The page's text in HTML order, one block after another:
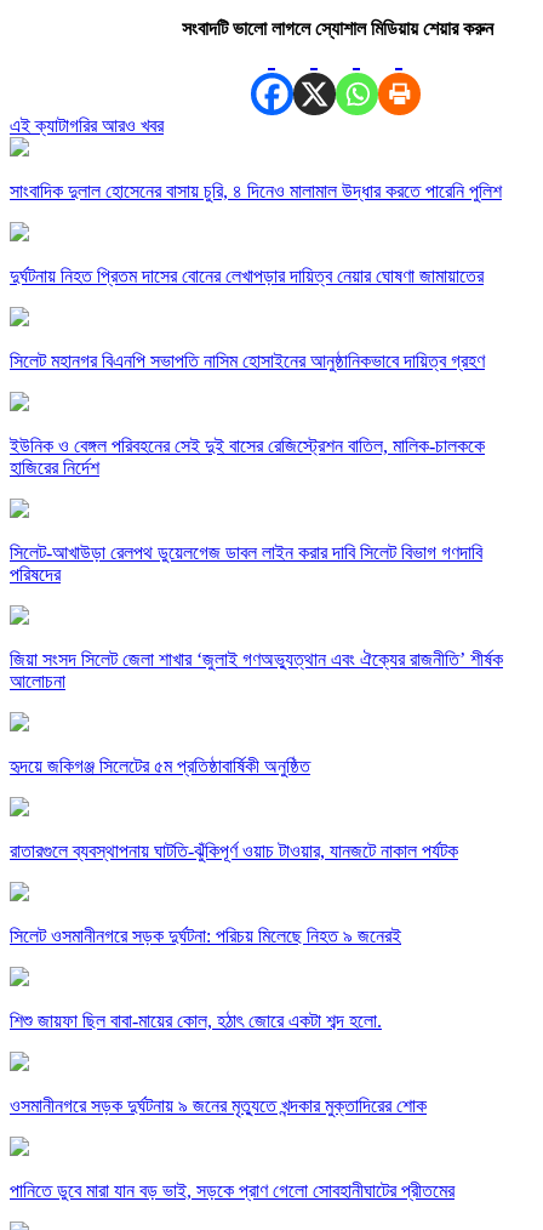
সংবাদটি ভালো লাগলে স্যোশাল মিডিয়ায় শেয়ার করুন
এই ক্যাটাগরির আরও খবর
সাংবাদিক দুলাল হোসেনের বাসায় চুরি, ৪ দিনেও মালামাল উদ্ধার করতে পারেনি পুলিশ
দুর্ঘটনায় নিহত প্রিতম দাসের বোনের লেখাপড়ার দায়িত্ব নেয়ার ঘোষণা জামায়াতের
সিলেট মহানগর বিএনপি সভাপতি নাসিম হোসাইনের আনুষ্ঠানিকভাবে দায়িত্ব গ্রহণ
ইউনিক ও বেঙ্গল পরিবহনের সেই দুই বাসের রেজিস্ট্রেশন বাতিল, মালিক-চালককে
হাজিরের নির্দেশ
সিলেট-আখাউড়া রেলপথ ডুয়েলগেজ ডাবল লাইন করার দাবি সিলেট বিভাগ গণদাবি
পরিষদের
জিয়া সংসদ সিলেট জেলা শাখার ‘জুলাই গণঅভ্যুত্থান এবং ঐক্যের রাজনীতি’ শীর্ষক
আলোচনা
হৃদয়ে জকিগঞ্জ সিলেটের ৫ম প্রতিষ্ঠাবার্ষিকী অনুষ্ঠিত
রাতারগুলে ব্যবস্থাপনায় ঘাটতি-ঝুঁকিপূর্ণ ওয়াচ টাওয়ার, যানজটে নাকাল পর্যটক
সিলেট ওসমানীনগরে সড়ক দুর্ঘটনা: পরিচয় মিলেছে নিহত ৯ জনেরই
শিশু জায়ফা ছিল বাবা-মায়ের কোল, হঠাৎ জোরে একটা শব্দ হলো.
ওসমানীনগরে সড়ক দুর্ঘটনায় ৯ জনের মৃত্যুতে খন্দকার মুক্তাদিরের শোক
পানিতে ডুবে মারা যান বড় ভাই, সড়কে প্রাণ গেলো সোবহানীঘাটের প্রীতমের